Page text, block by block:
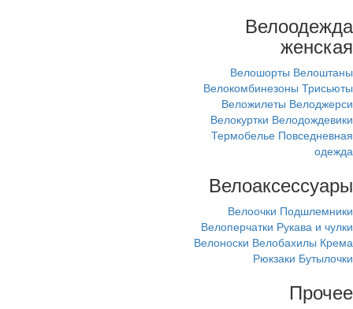
Велоодежда
женская
Велошорты Велоштаны
Велокомбинезоны Трисьюты
Веложилеты Велоджерси
Велокуртки Велодождевики
Термобелье Повседневная
одежда
Велоаксессуары
Велоочки Подшлемники
Велоперчатки Рукава и чулки
Велоноски Велобахилы Крема
Рюкзаки Бутылочки
Прочее